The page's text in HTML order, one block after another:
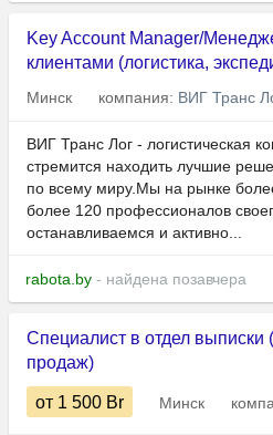
Key Account Manager/
клиентами (логистика,
Минск компания: ВИГ Транс
ВИГ Транс Лог - логистическая
стремится находить лучшие
по всему миру.Мы на рынке
более 120 профессионалов
останавливаемся и активно...
rabota.by - найдена позавчера
Специалист в отдел выписки
продаж)
от 1 500 Br Минск